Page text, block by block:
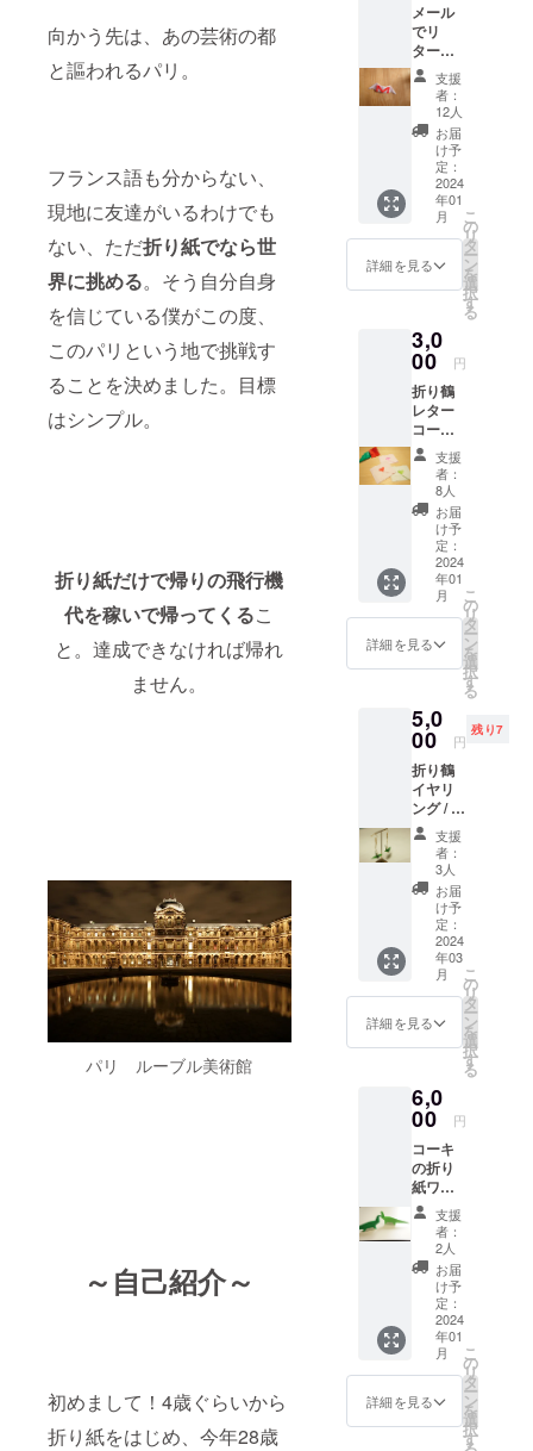
向かう先は、あの芸術の都
と謳われるパリ。
フランス語も分からない、
現地に友達がいるわけでも
ない、ただ折り紙でなら世
界に挑める。そう自分自身
を信じている僕がこの度、
このパリという地で挑戦す
ることを決めました。目標
はシンプル。
折り紙だけで帰りの飛行機
代を稼いで帰ってくるこ
と。達成できなければ帰れ
ません。
パリ ルーブル美術館
～自己紹介～
初めまして！4歳ぐらいから
折り紙をはじめ、今年28歳
メール
でリ
ターン
Liteコー
ス 物は
いらな
い。た
だ活動
を応援
したい
んだ。
そんな
人のた
めの
コース
です。
でお礼
の言葉
感謝の
気持ち
を込め
てをお
送りし
ます！
支援
者：
12人
お届
け予
定：
2024
年01
月
詳細を見る
こ
の
リ
タ
ー
ン
を
選
択
す
る
3,0
00 円
折り鶴
レター
コース
僕の熱
い折り
紙への
情熱、
そして
何より
支援者
様への
感謝を
込めて
手紙を
書き、
真心を
折り鶴
を折っ
て同封
させて
頂きま
す！
支援
者：
8人
お届
け予
定：
2024
年01
月
詳細を見る
こ
の
リ
タ
ー
ン
を
選
択
す
る
5,0
00 円
残り7
折り鶴
イヤリ
ング / ピ
アス 梅
コース
です。
折り紙
の美し
さを身
に着け
られる
アクセ
サリー
に。 シ
ンプル
こそ美
そんな
僕の23
年に渡
り磨き
上げて
きた折
り紙の
世界観
を耳飾
りにし
まし
た。松
竹梅3種
類で最
もシン
プルで
エレガ
支援
者：
3人
お届
け予
定：
2024
年03
月
詳細を見る
こ
の
リ
タ
ー
ン
を
選
択
す
る
6,0
00 円
コーキ
の折り
紙ワー
ク
ショッ
プ ～
マン
ツーマ
ンプラ
ン～ 誰
か一人
と真剣
に向き
合い折
り紙を
教える
支援
者：
2人
お届
け予
定：
2024
年01
月
詳細を見る
こ
の
リ
タ
ー
ン
を
選
択
す